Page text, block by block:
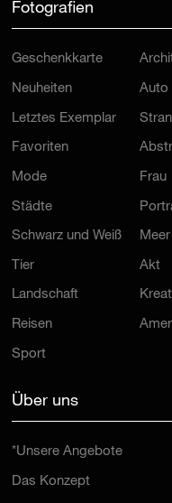
Fotografien
Geschenkkarte
Neuheiten
Letztes Exemplar
Favoriten
Mode
Städte
Schwarz und Weiß
Tier
Landschaft
Reisen
Sport
Auto
Frau
Meer
Akt
Über uns
*Unsere Angebote
Das Konzept